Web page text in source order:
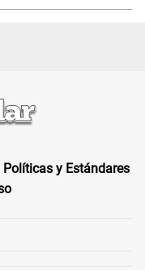
Políticas y Estándares